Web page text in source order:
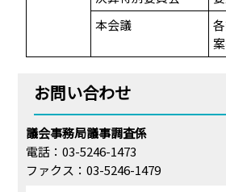
本会議
お問い合わせ
議会事務局議事調査係
電話：03-5246-1473
ファクス：03-5246-1479